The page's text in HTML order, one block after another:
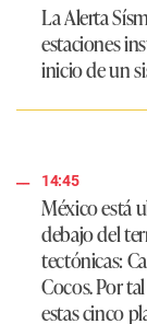
La Alerta
estaciones
inicio de un
14:45
México está
debajo del
tectónicas:
Cocos. Por
estas cinco